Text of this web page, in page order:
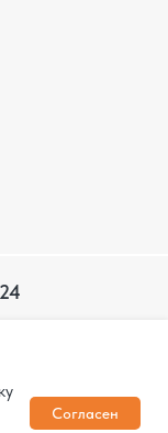
Согласен